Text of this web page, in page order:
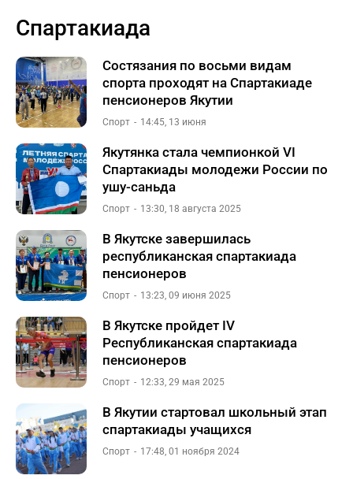
спартакиада
Состязания по восьми видам
спорта проходят на Спартакиаде
пенсионеров Якутии
Спорт 14:45, 13 июня
Якутянка стала чемпионкой VI
Спартакиады молодежи России по
ушу-саньда
Спорт 13:30, 18 августа 2025
В Якутске завершилась
республиканская спартакиада
пенсионеров
Спорт 13:23, 09 июня 2025
В Якутске пройдет IV
Республиканская спартакиада
пенсионеров
Спорт 12:33, 29 мая 2025
В Якутии стартовал школьный этап
спартакиады учащихся
Спорт 17:48, 01 ноября 2024